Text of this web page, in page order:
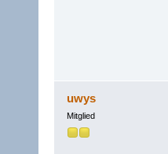
uwys
Mitglied